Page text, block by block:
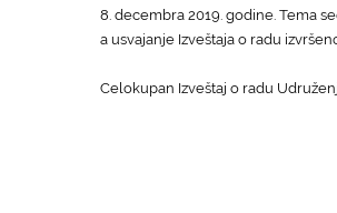
8. decembra 2019. godine. Tema
a usvajanje Izveštaja o radu
Celokupan Izveštaj o radu